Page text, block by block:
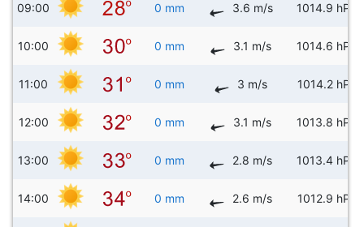
09:00 0 mm 3.6 m/s 1014.9 hPa
10:00 0 mm 3.1 m/s 1014.6 hPa
11:00 0 mm 3 m/s 1014.2 hPa
12:00 0 mm 3.1 m/s 1013.8 hPa
13:00 0 mm 2.8 m/s 1013.4 hPa
14:00 0 mm 2.6 m/s 1012.9 hPa